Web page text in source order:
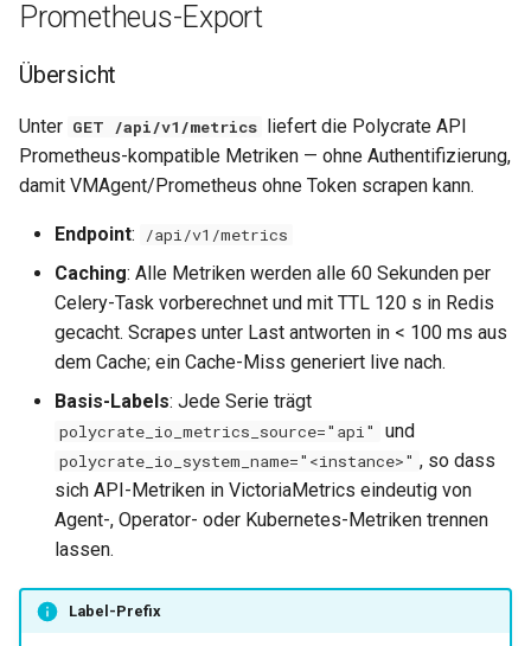
Functions)
Was ist eine Metric-
Verfügbare Functions pro
Objekttyp
Nutzung & Integration
Scraping-Konfiguration
Typische Use-Cases
Zusammenspiel mit Grafana
Siehe auch
0.33.0
0.31.1
0.30.9
0.30.8
0.30.7
0.14.11
0.14.9
0.14.6
0.14.5
0.14.4
Prometheus-Export
Übersicht
Unter GET /api/v1/metrics liefert die Polycrate API
Prometheus-kompatible Metriken — ohne Authentifizierung,
damit VMAgent/Prometheus ohne Token scrapen kann.
Endpoint: /api/v1/metrics
Caching: Alle Metriken werden alle 60 Sekunden per
Celery-Task vorberechnet und mit TTL 120 s in Redis
gecacht. Scrapes unter Last antworten in < 100 ms aus
dem Cache; ein Cache-Miss generiert live nach.
Basis-Labels: Jede Serie trägt
polycrate_io_metrics_source="api" und
polycrate_io_system_name="<instance>" , so dass
sich API-Metriken in VictoriaMetrics eindeutig von
Agent-, Operator- oder Kubernetes-Metriken trennen
lassen.
Label-Prefix